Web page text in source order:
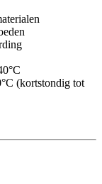
(kortstondig tot